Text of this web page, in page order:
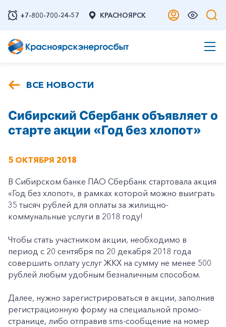
+7-800-700-24-57 КРАСНОЯРСК
ВСЕ НОВОСТИ
Сибирский Сбербанк объявляет о
старте акции «Год без хлопот»
5 ОКТЯБРЯ 2018
В Сибирском банке ПАО Сбербанк стартовала акция
«Год без хлопот», в рамках которой можно выиграть
35 тысяч рублей для оплаты за жилищно-
коммунальные услуги в 2018 году!
Чтобы стать участником акции, необходимо в
период с 20 сентября по 20 декабря 2018 года
совершить оплату услуг ЖКХ на сумму не менее 500
рублей любым удобным безналичным способом.
Далее, нужно зарегистрироваться в акции, заполнив
регистрационную форму на специальной промо-
странице, либо отправив sms-сообщение на номер